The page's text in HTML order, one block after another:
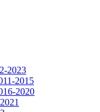
2023
2015
2020